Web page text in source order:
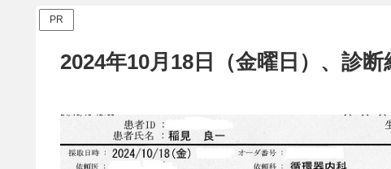
PR
2024年10月18日（金曜日）、診断